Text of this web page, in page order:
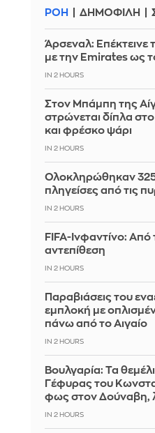
ΡΟΗ ΔΗΜΟΦΙΛΗ
Άρσεναλ: Επέκτεινε
με την Emirates ως
IN 2 HOURS
Στον Μπάμπη της
στρώνεται δίπλα
και φρέσκο ψάρι
IN 2 HOURS
Ολοκληρώθηκαν 325
πληγείσες από τις
IN 2 HOURS
FIFA-Ινφαντίνο:
αντεπίθεση
IN 2 HOURS
Παραβιάσεις του
εμπλοκή με
πάνω από το Αιγαίο
IN 2 HOURS
Βουλγαρία: Τα
Γέφυρας του
φως στον Δούναβη,
IN 2 HOURS